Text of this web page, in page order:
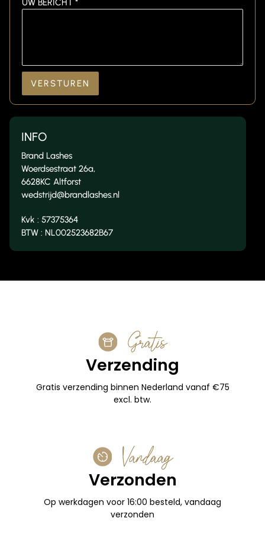
UW BERICHT *
VERSTUREN
INFO
Brand Lashes
Woerdsestraat 26a,
6628KC Altforst
wedstrijd@brandlashes.nl
Kvk : 57375364
BTW : NL002523682B67
Gratis
Verzending
Gratis verzending binnen Nederland vanaf €75
excl. btw.
Vandaag
Verzonden
Op werkdagen voor 16:00 besteld, vandaag
verzonden